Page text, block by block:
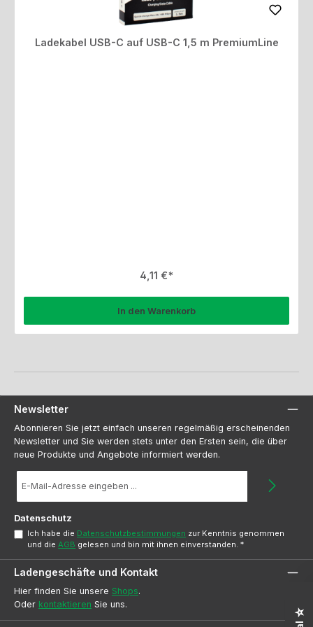
Ladekabel USB-C auf USB-C 1,5 m PremiumLine
Regulärer Preis:
4,11 €
In den Warenkorb
Newsletter
Abonnieren Sie jetzt einfach unseren regelmäßig erscheinenden
Newsletter und Sie werden stets unter den Ersten sein, die über
neue Produkte und Angebote informiert werden.
Mail-
Datenschutz
Ich habe die Datenschutzbestimmungen zur Kenntnis genommen
und dieAGB gelesen und bin mit ihnen einverstanden.*
Ladengeschäfte und Kontakt
Hier finden Sie unsere Shops.
Oder kontaktieren Sie uns.